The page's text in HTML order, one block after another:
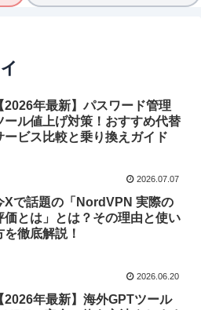
2026年最新】パスワード管理
ール値上げ対策！おすすめ代替
ービス比較と乗り換えガイド
2026.07.07
Xで話題の「NordVPN 実際の
価とは」とは？その理由と使い
を徹底解説！
2026.06.20
2026年最新】海外GPTツール